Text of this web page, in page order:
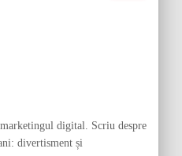
digital. Scriu despre
divertisment și